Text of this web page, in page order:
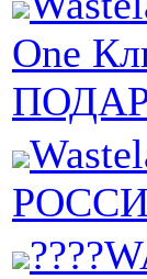
One